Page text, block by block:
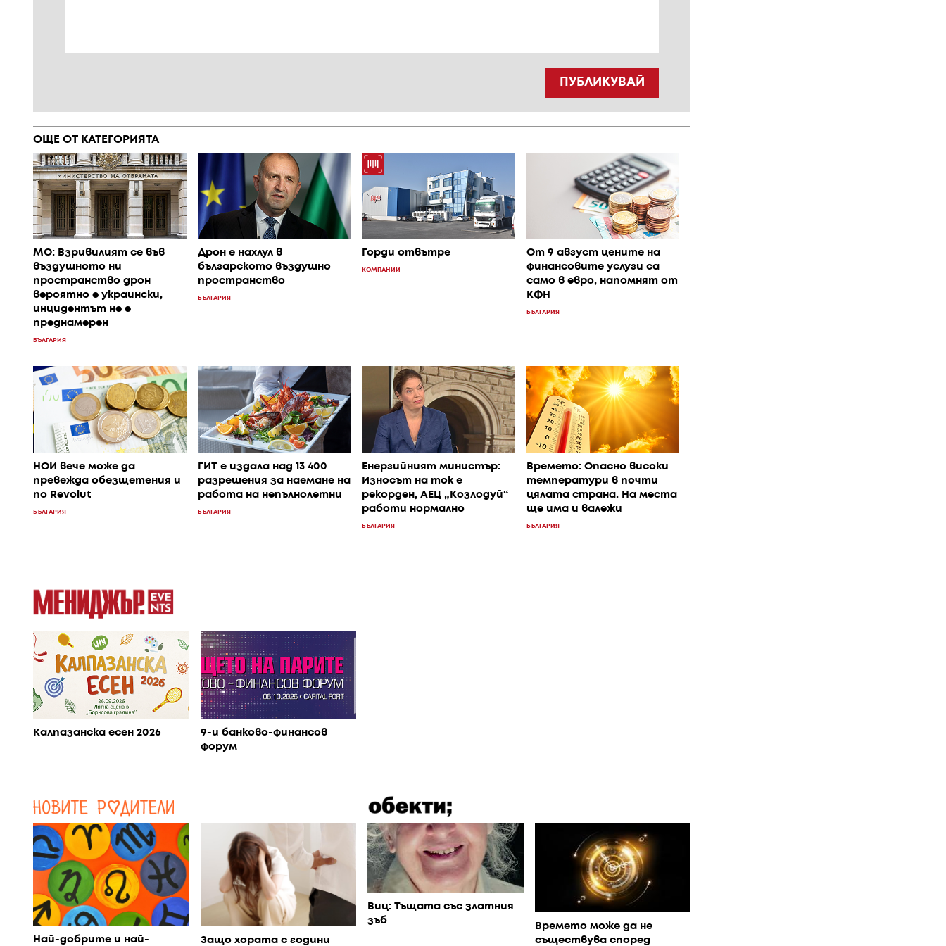
ПУБЛИКУВАЙ
ОЩЕ ОТ КАТЕГОРИЯТА
МО: Взривилият се във
въздушното ни
пространство дрон
вероятно е украински,
инцидентът не е
преднамерен
БЪЛГАРИЯ
Дрон е нахлул в
българското въздушно
пространство
БЪЛГАРИЯ
Горди отвътре
КОМПАНИИ
От 9 август цените на
финансовите услуги са
само в евро, напомнят от
КФН
БЪЛГАРИЯ
НОИ вече може да
превежда обезщетения и
по Revolut
БЪЛГАРИЯ
ГИТ е издала над 13 400
разрешения за наемане на
работа на непълнолетни
БЪЛГАРИЯ
Енергийният министър:
Износът на ток е
рекорден, АЕЦ „Козлодуй“
работи нормално
БЪЛГАРИЯ
Времето: Опасно високи
температури в почти
цялата страна. На места
ще има и валежи
БЪЛГАРИЯ
Калпазанска есен 2026
9-и банково-финансов
форум
Най-добрите и най- Защо хората с години
Виц: Тъщата със златния
зъб
Времето може да не
съществува според